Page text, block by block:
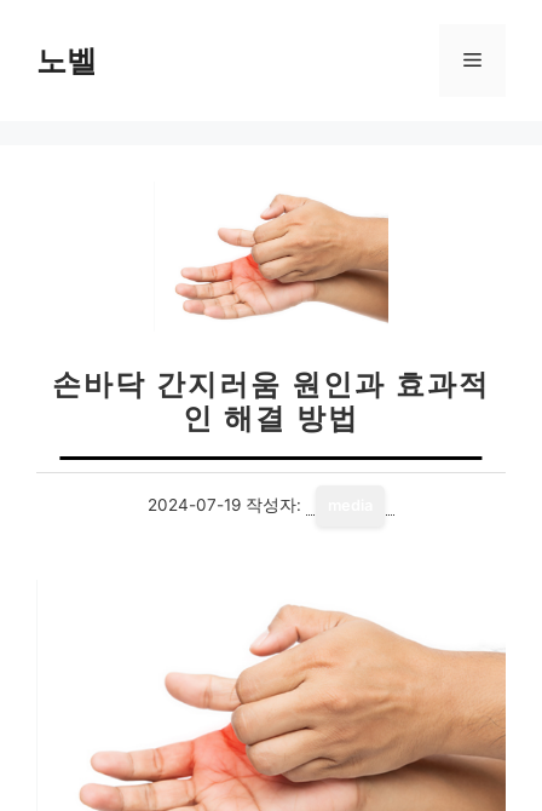
노벨 메
손바닥 간지러움 원인과 효과적
인 해결 방법
2024-07-19 작성자: